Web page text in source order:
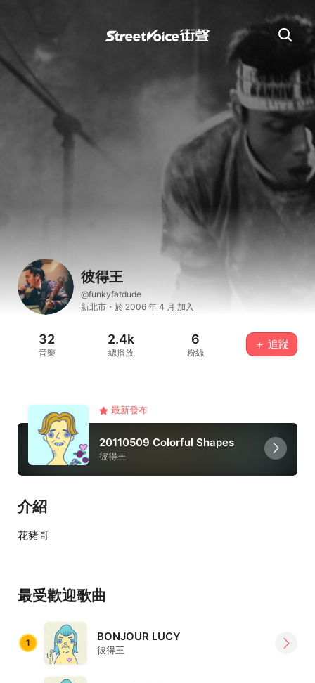
彼得王
@funkyfatdude
新北市・於 2006 年 4 月 加入
32
音樂
2.4k
總播放
6
粉絲
＋ 追蹤
最新發布
20110509 Colorful Shapes
彼得王
介紹
花豬哥
最受歡迎歌曲
1 BONJOUR LUCY
彼得王